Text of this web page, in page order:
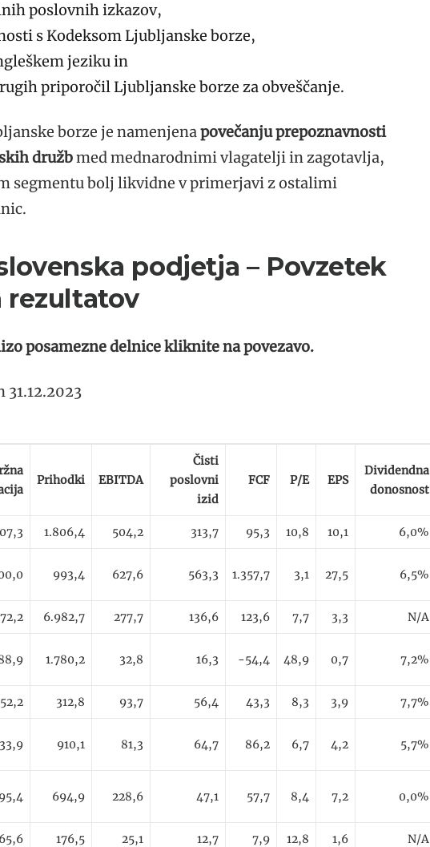
poslovnih izkazov,
s Kodeksom Ljubljanske borze,
jeziku in
priporočil Ljubljanske borze za obveščanje​​.
borze je namenjenapovečanju prepoznavnosti
družbmed mednarodnimi vlagatelji in zagotavlja,
segmentu bolj likvidne v primerjavi z ostalimi
podjetja – Povzetek
posamezne delnice kliknite na povezavo.
31.12.2023
Prihodki EBITDA
Čisti
poslovni
izid
FCF P/E EPS
Dividendna
donosnost
1.806,4 504,2 313,7 95,3 10,8 10,1 6,0%
993,4 627,6 563,3 1.357,7 3,1 27,5 6,5%
6.982,7 277,7 136,6 123,6 7,7 3,3 N/A
1.780,2 32,8 16,3 -54,4 48,9 0,7 7,2%
312,8 93,7 56,4 43,3 8,3 3,9 7,7%
910,1 81,3 64,7 86,2 6,7 4,2 5,7%
694,9 228,6 47,1 57,7 8,4 7,2 0,0%
176,5 25,1 12,7 7,9 12,8 1,6 N/A